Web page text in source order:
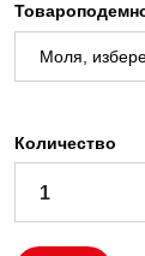
Количество